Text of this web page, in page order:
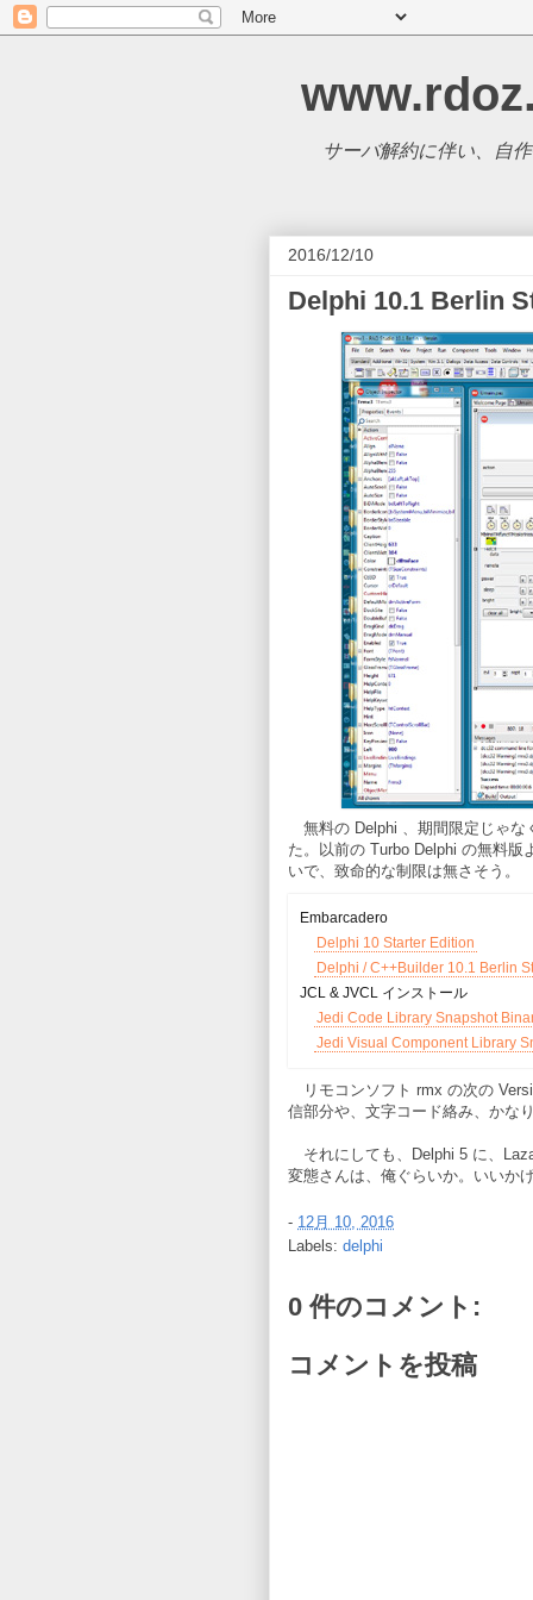
サーバ解約に伴い、自
2016/12/10
Delphi 10.1 Berlin
無料の Delphi 、期間限定じゃな
た。以前の Turbo Delphi の無料版
いで、致命的な制限は無さそう。
Embarcadero
Delphi 10 Starter Edition
Delphi / C++Builder 10.1 Berlin
JCL & JVCL インストール
Jedi Code Library Snapshot
Jedi Visual Component Library
リモコンソフト rmx の次の
信部分や、文字コード絡み、かな
それにしても、Delphi 5 に、
変態さんは、俺ぐらいか。いいか
- 12月 10, 2016
Labels: delphi
0 件のコメント:
コメントを投稿